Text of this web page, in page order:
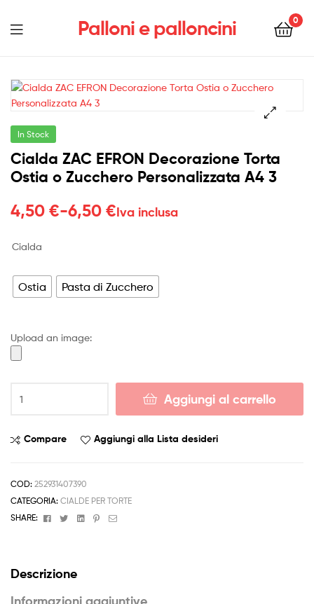
Palloni e palloncini 0
Menu
In Stock
Cialda ZAC EFRON Decorazione Torta
Ostia o Zucchero Personalizzata A4 3
4,50 €-6,50 €
Fascia
da
a
Iva inclusa
Cialda
Ostia Pasta di Zucchero
Upload an image:
ZAC
Decorazione
o
Zucchero
Personalizzata
Aggiungi al carrello
Compare Aggiungi alla Lista desideri
COD: 252931407390
CATEGORIA: CIALDE PER TORTE
SHARE:
FacebookTwitterLinkedinPinterest
Email
Descrizione
Informazioni aggiuntive